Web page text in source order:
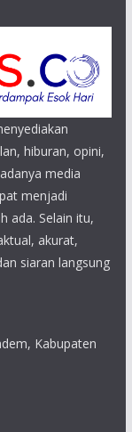
hiburan, opini,
media
menjadi
ada. Selain itu,
akurat,
siaran langsung
Kabupaten